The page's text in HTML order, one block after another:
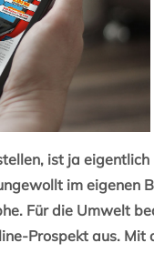
ist ja
im eigenen
Für die Umwelt
Prospekt aus.